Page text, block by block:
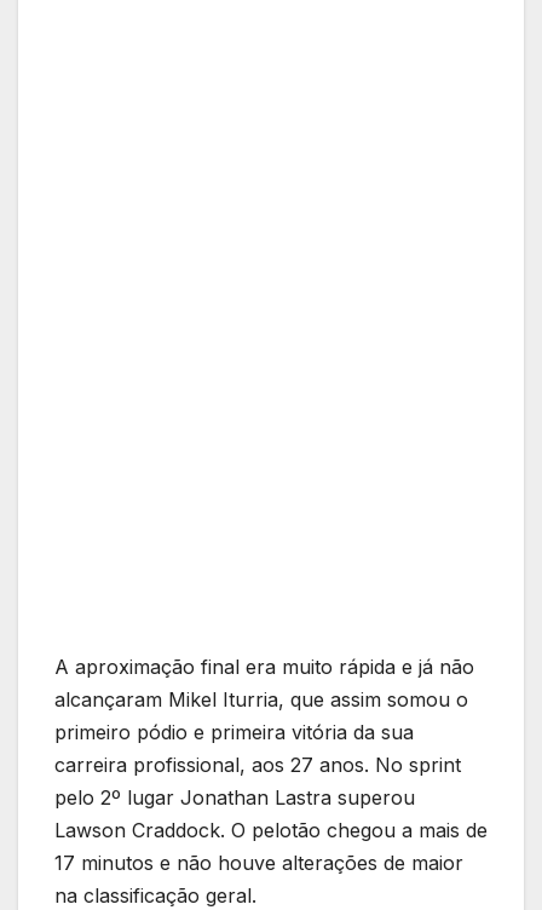
A aproximação final era muito rápida e já não
alcançaram Mikel Iturria, que assim somou o
primeiro pódio e primeira vitória da sua
carreira profissional, aos 27 anos. No sprint
pelo 2º lugar Jonathan Lastra superou
Lawson Craddock. O pelotão chegou a mais de
17 minutos e não houve alterações de maior
na classificação geral.